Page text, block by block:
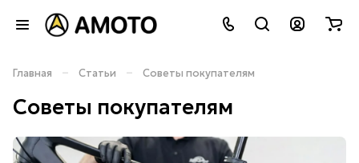
Главная – Статьи – Советы покупателям
Советы покупателям